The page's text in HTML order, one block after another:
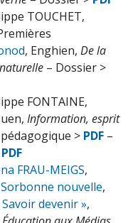
TOUCHET,
, Enghien, De la
– Dossier >
FONTAINE,
Information, esprit
> PDF –
PDF
FRAU-MEIGS,
nouvelle,
Savoir devenir »,